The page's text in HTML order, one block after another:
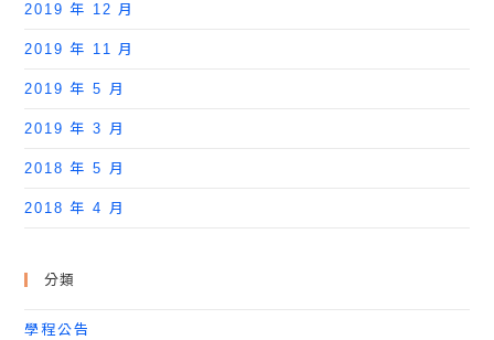
2019 年 12 月
2019 年 11 月
2019 年 5 月
2019 年 3 月
2018 年 5 月
2018 年 4 月
分類
學程公告